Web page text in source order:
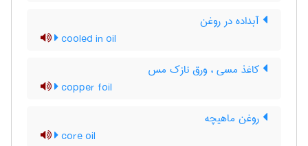
آبداده در روغن
cooled in oil
کاغذ مسی ، ورق نازک مس
copper foil
روغن ماهیچه
core oil